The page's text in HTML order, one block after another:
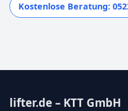
Kostenlose Beratung:
lifter.de – KTT GmbH